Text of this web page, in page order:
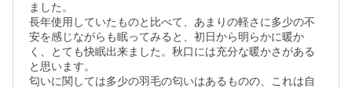
ました。
長年使用していたものと比べて、あまりの軽さに多少の不
安を感じながらも眠ってみると、初日から明らかに暖か
く、とても快眠出来ました。秋口には充分な暖かさがある
と思います。
匂いに関しては多少の羽毛の匂いはあるものの、これは自